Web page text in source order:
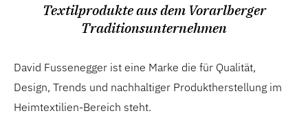
Textilprodukte aus dem Vorarlberger
Traditionsunternehmen
David Fussenegger ist eine Marke die für Qualität,
Design, Trends und nachhaltiger Produktherstellung im
Heimtextilien-Bereich steht.